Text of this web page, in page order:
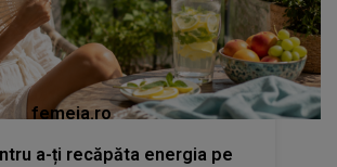
femeia.ro
a-ți recăpăta energia pe